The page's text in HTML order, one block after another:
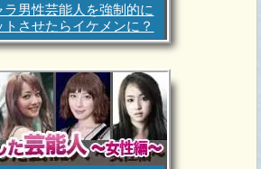
ラ男性芸能人を強制的に
トさせたらイケメンに？